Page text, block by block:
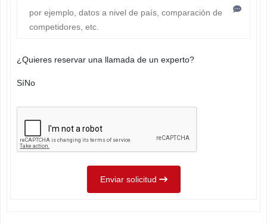
¿Quieres reservar una llamada de un experto?
SíNo
Enviar solicitud